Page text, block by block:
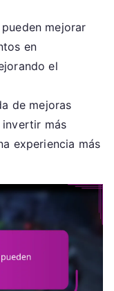
mejorar
en
el
de mejoras
más
experiencia más